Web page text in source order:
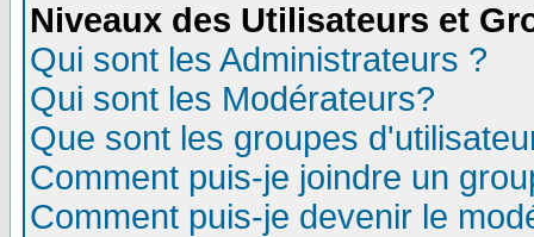
Niveaux des Utilisateurs et
Qui sont les Administrateurs ?
Qui sont les Modérateurs?
Que sont les groupes
Comment puis-je joindre un
Comment puis-je devenir le